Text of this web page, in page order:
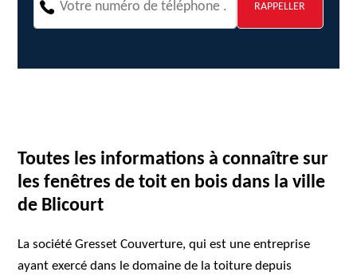
Toutes les informations à connaître sur
les fenêtres de toit en bois dans la ville
de Blicourt
La société Gresset Couverture, qui est une entreprise
ayant exercé dans le domaine de la toiture depuis